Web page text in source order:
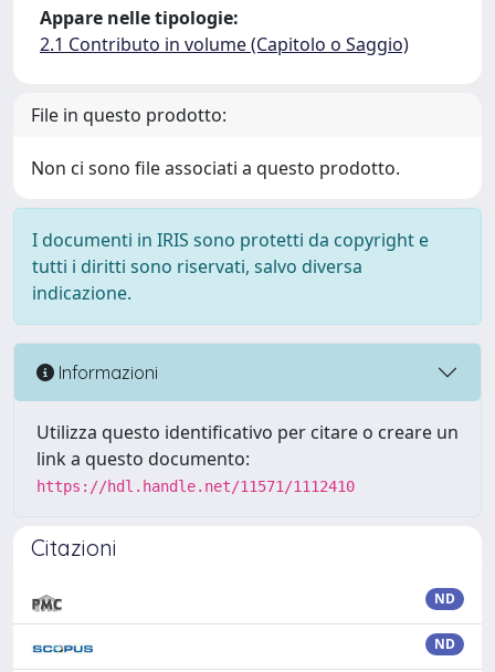
Appare nelle tipologie:
2.1 Contributo in volume (Capitolo o Saggio)
File in questo prodotto:
Non ci sono file associati a questo prodotto.
I documenti in IRIS sono protetti da copyright e
tutti i diritti sono riservati, salvo diversa
indicazione.
Informazioni
Utilizza questo identificativo per citare o creare un
link a questo documento:
https://hdl.handle.net/11571/1112410
Citazioni
ND
ND